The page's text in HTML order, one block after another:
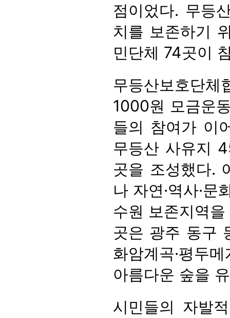
점이었다. 무등
치를 보존하기
민단체 74곳이
무등산보호단
1000원 모금운
들의 참여가 이
무등산 사유지
곳을 조성했다.
나 자연·역사·
수원 보존지역
곳은 광주 동구
화암계곡·평두
아름다운 숲을
시민들의 자발